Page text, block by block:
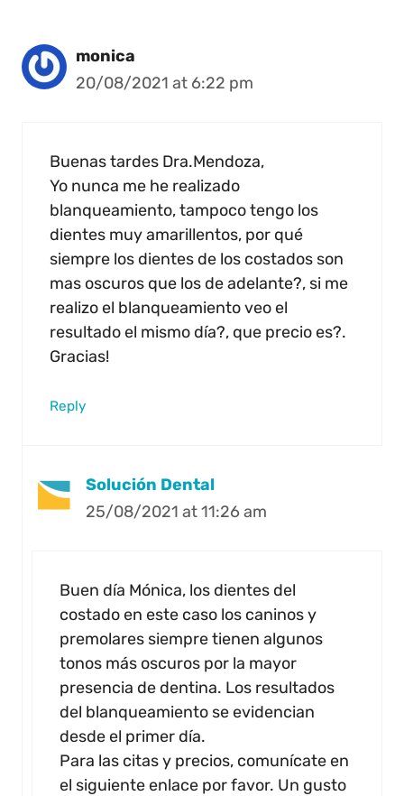
monica
20/08/2021 at 6:22 pm
Buenas tardes Dra.Mendoza,
Yo nunca me he realizado
blanqueamiento, tampoco tengo los
dientes muy amarillentos, por qué
siempre los dientes de los costados son
mas oscuros que los de adelante?, si me
realizo el blanqueamiento veo el
resultado el mismo día?, que precio es?.
Gracias!
Reply
Solución Dental
25/08/2021 at 11:26 am
Buen día Mónica, los dientes del
costado en este caso los caninos y
premolares siempre tienen algunos
tonos más oscuros por la mayor
presencia de dentina. Los resultados
del blanqueamiento se evidencian
desde el primer día.
Para las citas y precios, comunícate en
el siguiente enlace por favor. Un gusto